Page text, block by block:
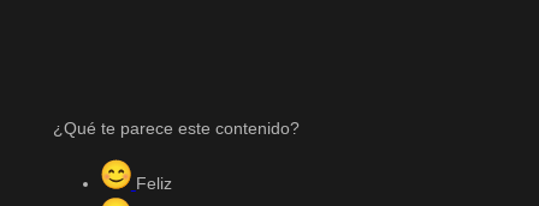
¿Qué te parece este contenido?
Feliz